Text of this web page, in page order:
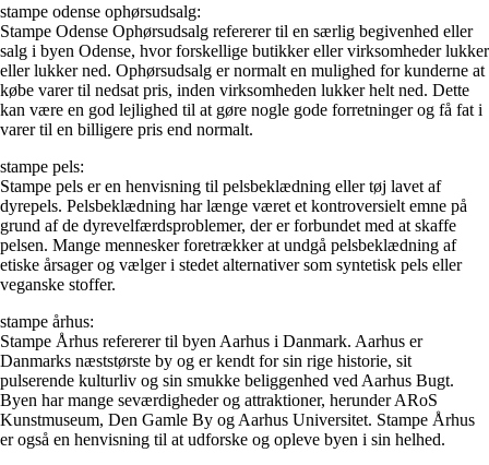
stampe odense ophørsudsalg:
Stampe Odense Ophørsudsalg refererer til en særlig begivenhed eller
salg i byen Odense, hvor forskellige butikker eller virksomheder lukker
eller lukker ned. Ophørsudsalg er normalt en mulighed for kunderne at
købe varer til nedsat pris, inden virksomheden lukker helt ned. Dette
kan være en god lejlighed til at gøre nogle gode forretninger og få fat i
varer til en billigere pris end normalt.
stampe pels:
Stampe pels er en henvisning til pelsbeklædning eller tøj lavet af
dyrepels. Pelsbeklædning har længe været et kontroversielt emne på
grund af de dyrevelfærdsproblemer, der er forbundet med at skaffe
pelsen. Mange mennesker foretrækker at undgå pelsbeklædning af
etiske årsager og vælger i stedet alternativer som syntetisk pels eller
veganske stoffer.
stampe århus:
Stampe Århus refererer til byen Aarhus i Danmark. Aarhus er
Danmarks næststørste by og er kendt for sin rige historie, sit
pulserende kulturliv og sin smukke beliggenhed ved Aarhus Bugt.
Byen har mange seværdigheder og attraktioner, herunder ARoS
Kunstmuseum, Den Gamle By og Aarhus Universitet. Stampe Århus
er også en henvisning til at udforske og opleve byen i sin helhed.